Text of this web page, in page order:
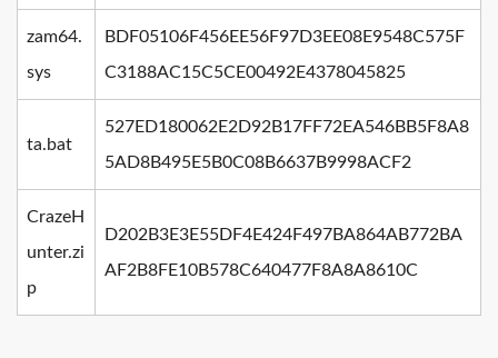
zam64.
sys
BDF05106F456EE56F97D3EE08E9548C575F
C3188AC15C5CE00492E4378045825
ta.bat
527ED180062E2D92B17FF72EA546BB5F8A8
5AD8B495E5B0C08B6637B9998ACF2
CrazeH
unter.zi
p
D202B3E3E55DF4E424F497BA864AB772BA
AF2B8FE10B578C640477F8A8A8610C